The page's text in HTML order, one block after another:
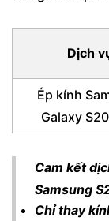
Dịch
Ép kính
Galaxy
Cam kết
Samsung
Chỉ thay